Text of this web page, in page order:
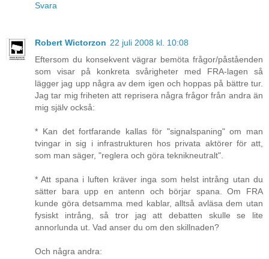
Svara
Robert Wictorzon 22 juli 2008 kl. 10:08
Eftersom du konsekvent vägrar bemöta frågor/påståenden
som visar på konkreta svårigheter med FRA-lagen så
lägger jag upp några av dem igen och hoppas på bättre tur.
Jag tar mig friheten att reprisera några frågor från andra än
mig själv också:
* Kan det fortfarande kallas för "signalspaning" om man
tvingar in sig i infrastrukturen hos privata aktörer för att,
som man säger, "reglera och göra teknikneutralt".
* Att spana i luften kräver inga som helst intrång utan du
sätter bara upp en antenn och börjar spana. Om FRA
kunde göra detsamma med kablar, alltså avläsa dem utan
fysiskt intrång, så tror jag att debatten skulle se lite
annorlunda ut. Vad anser du om den skillnaden?
Och några andra: